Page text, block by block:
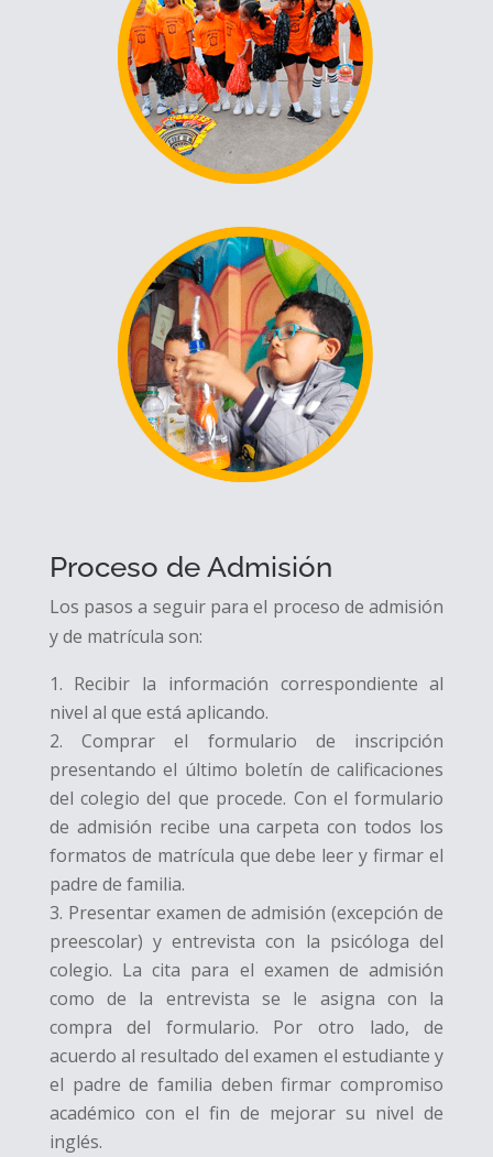
Proceso de Admisión
Los pasos a seguir para el proceso de admisión
y de matrícula son:
Recibir la información correspondiente al
nivel al que está aplicando.
Comprar el formulario de inscripción
presentando el último boletín de calificaciones
del colegio del que procede. Con el formulario
de admisión recibe una carpeta con todos los
formatos de matrícula que debe leer y firmar el
padre de familia.
Presentar examen de admisión (excepción de
preescolar) y entrevista con la psicóloga del
colegio. La cita para el examen de admisión
como de la entrevista se le asigna con la
compra del formulario. Por otro lado, de
acuerdo al resultado del examen el estudiante y
el padre de familia deben firmar compromiso
académico con el fin de mejorar su nivel de
inglés.